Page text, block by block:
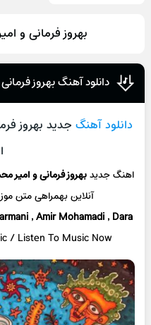
بهروز فرمانی و
دانلود آهنگ بهروز
دانلود آهنگ جدید بهروز
اهنگ جدیدبهروز فرمانی و امیر
آنلاینبهمراهی متن موزیک
, Amir Mohamadi , Dara
/ Listen To Music Now